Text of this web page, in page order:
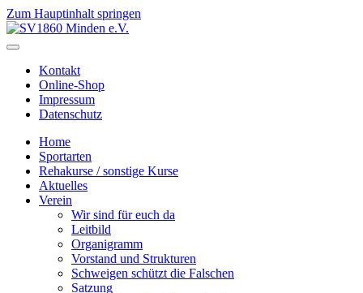
Zum Hauptinhalt springen
Kontakt
Online-Shop
Impressum
Datenschutz
Home
Sportarten
Rehakurse / sonstige Kurse
Aktuelles
Verein
Wir sind für euch da
Leitbild
Organigramm
Vorstand und Strukturen
Schweigen schützt die Falschen
Satzung